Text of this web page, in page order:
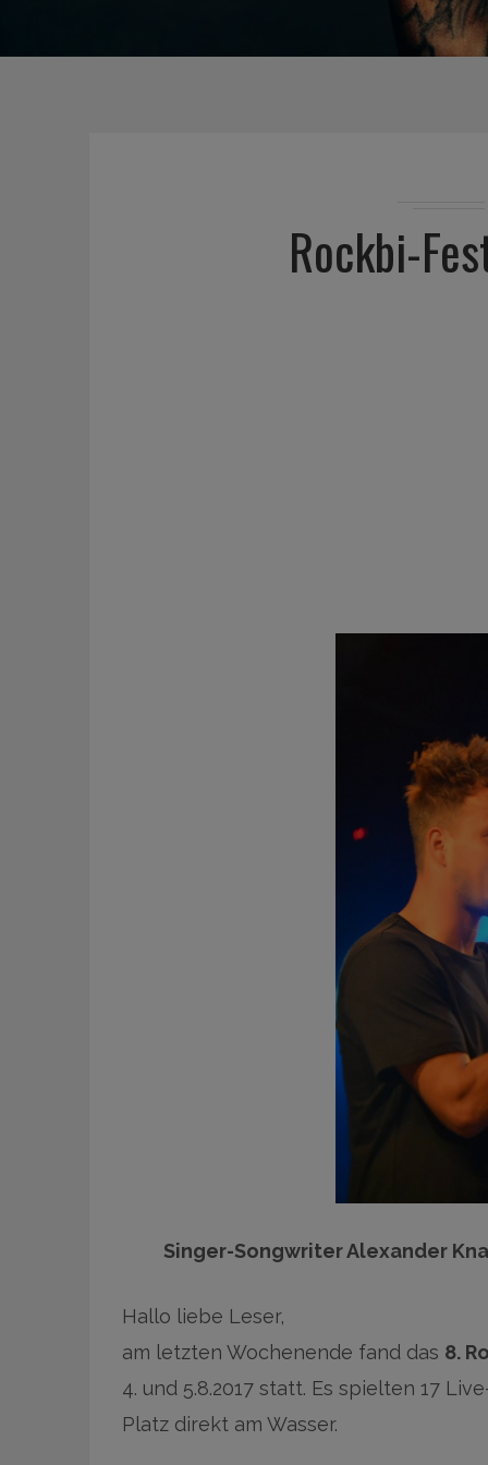
Rockbi-
Singer-Songwriter Alexander
Hallo liebe Leser,
am letzten Wochenende fand das 8.
4. und 5.8.2017 statt. Es spielten 17
Platz direkt am Wasser.